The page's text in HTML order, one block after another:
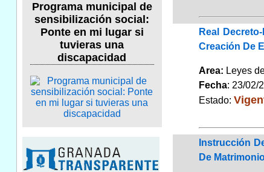
Programa municipal de
sensibilización social:
Ponte en mi lugar si
tuvieras una
discapacidad
Real
Creación De
Area: Leyes
Fecha: 23/02/
Estado:
Instrucción
De